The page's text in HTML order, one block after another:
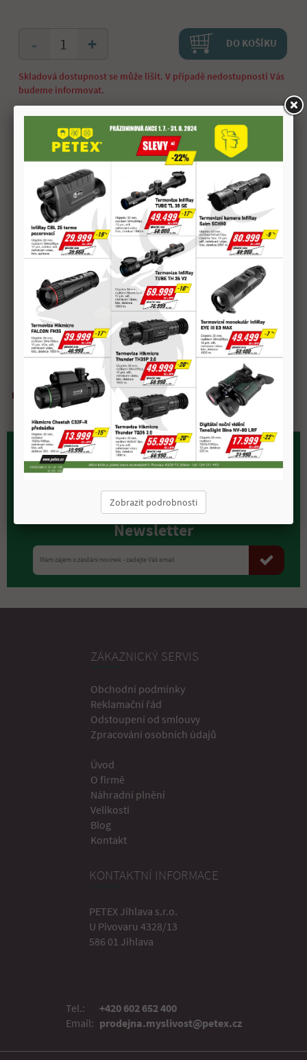
+
- DO KOŠÍKU
Skladová dostupnost se může lišit. V případě nedostupnosti Vás
budeme informovat.
Rychlý dotaz na prodejce sdílet
Popis produktu
Universální náboj SB Vega
Ráže: 16 × 70
Průměr broku: 3,0mm
Rychlost m/s: 395
Zátka Materiál: Plast
Kování: 10mm
Náplň: 30g
Doprava zdarma
nad 2 000 Kč
Rychlá expedice
Možnost
osobního odběru
Kvalitní
materiál
prodejna.myslivost@petex.cz
+420 602 652 400
Newsletter
ZÁKAZNICKÝ SERVIS
Obchodní podmínky
Reklamační řád
Odstoupení od smlouvy
Zpracování osobních údajů
Úvod
O firmě
Náhradní plnění
Velikosti
Blog
Kontakt
KONTAKTNÍ INFORMACE
PETEX Jihlava s.r.o.
U Pivovaru 4328/13
586 01 Jihlava
Tel.:
+420 602 652 400
Email: prodejna.myslivost@petex.cz
Zobrazit podrobnosti